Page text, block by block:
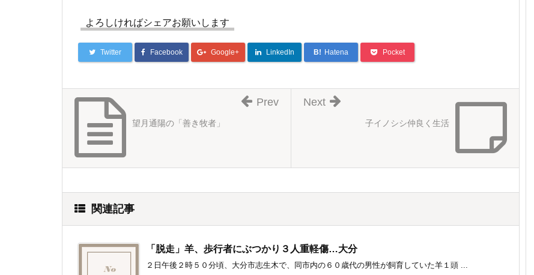
よろしければシェアお願いします
Twitter Facebook Google+ LinkedIn B! Hatena Pocket
子イノシシ仲良く生活
Next
望月通陽の「善き牧者」
Prev
関連記事
「脱走」羊、歩行者にぶつかり３人重軽傷…大分
２日午後２時５０分頃、大分市志生木で、同市内の６０歳代の男性が飼育していた羊１頭 ...